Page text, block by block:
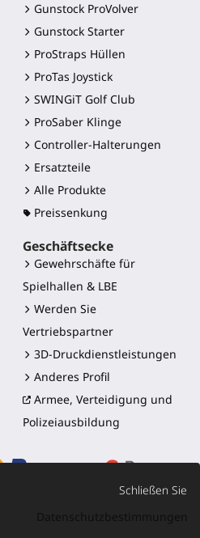
Gunstock ProVolver
Gunstock Starter
ProStraps Hüllen
ProTas Joystick
SWINGiT Golf Club
ProSaber Klinge
Controller-Halterungen
Ersatzteile
Alle Produkte
Preissenkung
Geschäftsecke
Gewehrschäfte für
Spielhallen & LBE
Werden Sie
Vertriebspartner
3D-Druckdienstleistungen
Anderes Profil
Armee, Verteidigung und
Polizeiausbildung
Schließen Sie